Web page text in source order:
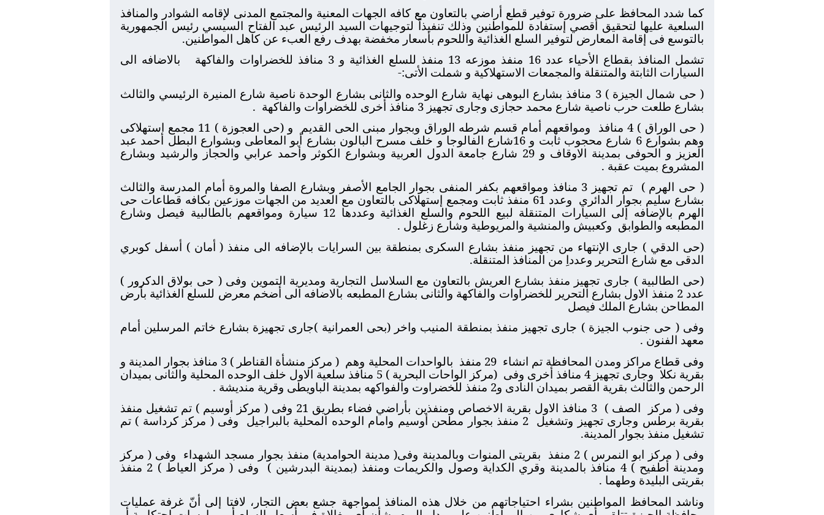
كما شدد المحافظ على ضرورة توفير قطع أراضي بالتعاون مع كافه الجهات المعنية والمجتمع المدنى لإقامه الشوادر والمنافذ
السلعية عليها لتحقيق أقصي إستفادة للمواطنين وذلك تنفيذاً لتوجيهات السيد الرئيس عبد الفتاح السيسي رئيس الجمهورية
بالتوسع فى إقامة المعارض لتوفير السلع الغذائية واللحوم بأسعار مخفضة بهدف رفع العبء عن كاهل المواطنين.
تشمل المنافذ بقطاع الأحياء عدد 16 منفذ موزعه 13 منفذ للسلع الغذائية و 3 منافذ للخضراوات والفاكهة
بالاضافه الى
السيارات الثابتة والمتنقلة والمجمعات الاستهلاكية و شملت الأتى:-
( حى شمال الجيزة ) 3 منافذ بشارع البوهى نهاية شارع الوحده والثانى بشارع الوحدة ناصية شارع المنيرة الرئيسي والثالث
بشارع طلعت حرب ناصية شارع محمد حجازى وجارى تجهيز 3 منافذ أخرى للخضراوات والفاكهة
.
( حى الوراق ) 4 منافذ
ومواقعهم أمام قسم شرطه الوراق وبجوار مبنى الحى القديم
و (حى العجوزة ) 11 مجمع استهلاكى
وهم بشوارع 6 شارع محجوب ثابت و 16شارع الفالوجا و خلف مسرح البالون بشارع أبو المعاطى وبشوارع البطل أحمد عبد
العزيز و الحوفى بمدينة الاوقاف و 29 شارع جامعة الدول العربية وبشوارع الكوثر وأحمد عرابي والحجاز والرشيد وبشارع
المشروع بميت عقبة .
( حى الهرم )
تم تجهيز 3 منافذ ومواقعهم بكفر المنفى بجوار الجامع الأصفر وبشارع الصفا والمروة أمام المدرسة والثالث
بشارع سليم بجوار الدائري
وعدد 61 منفذ ثابت ومجمع إستهلاكى بالتعاون مع العديد من الجهات موزعين بكافه قطاعات حى
الهرم بالإضافه إلى السيارات المتنقلة لبيع اللحوم والسلع الغذائية وعددها 12 سيارة ومواقعهم بالطالبية فيصل وشارع
المطبعه والطوابق وكعبيش والمنشية والمريوطية وشارع زغلول .
(حى الدقي ) جارى الإنتهاء من تجهيز منفذ بشارع السكرى بمنطقة بين السرايات بالإضافه الى منفذ ( أمان ) أسفل كوبري
الدقى مع شارع التحرير وعدداِ من المنافذ المتنقلة.
(حى الطالبية ) جارى تجهيز منفذ بشارع العريش بالتعاون مع السلاسل التجارية ومديرية التموين وفى ( حى بولاق الدكرور )
عدد 2 منفذ الاول بشارع التحرير للخضراوات والفاكهة والثانى بشارع المطبعه بالاضافه الى أضخم معرض للسلع الغذائية بأرض
المطاحن بشارع الملك فيصل
وفى ( حى جنوب الجيزة ) جارى تجهيز منفذ بمنطقة المنيب واخر (بحى العمرانية )جارى تجهيزة بشارع خاتم المرسلين أمام
معهد الفنون .
وفى قطاع مراكز ومدن المحافظة تم انشاء 29 منفذ بالواحدات المحلية وهم
( مركز منشأة القناطر ) 3 منافذ بجوار المدينة و
بقرية نكلا وجارى تجهيز 4 منافذ أخرى وفى
(مركز الواحات البحرية ) 5 منافذ سلعية الاول خلف الوحده المحلية والثانى بميدان
الرحمن والثالث بقرية القصر بميدان النادى و2 منفذ للخضراوت والفواكهه بمدينة الباويطى وقرية منديشة .
وفى ( مركز
الصف )
3 منافذ الاول بقرية الاخصاص ومنفذين بأراضي فضاء بطريق 21 وفى ( مركز أوسيم ) تم تشغيل منفذ
بقرية برطس وجارى تجهيز وتشغيل 2 منفذ بجوار مطحن أوسيم وامام الوحده المحلية بالبراجيل
وفى ( مركز كرداسة ) تم
تشغيل منفذ بجوار المدينة.
وفى ( مركز ابو النمرس ) 2 منفذ
بقريتى المنوات وبالمدينة وفى( مدينة الحوامدية) منفذ بجوار مسجد الشهداء وفى ( مركز
ومدينة أطفيح ) 4 منافذ بالمدينة وقري الكداية وصول والكريمات ومنفذ (بمدينة البدرشين )
وفى ( مركز العياط ) 2 منفذ
بقريتى البليدة وطهما .
وناشد المحافظ المواطنين بشراء احتياجاتهم من خلال هذه المنافذ لمواجهة جشع بعض التجار، لافتا إلى أنّ غرفة عمليات